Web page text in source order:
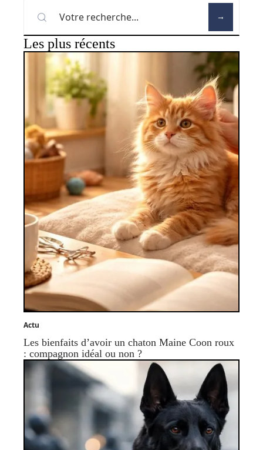
Les plus récents
Actu
Les bienfaits d’avoir un chaton Maine Coon roux
: compagnon idéal ou non ?